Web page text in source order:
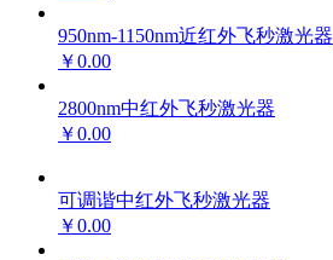
950nm-1150nm近红外飞秒激光器
￥0.00
2800nm中红外飞秒激光器
￥0.00
可调谐中红外飞秒激光器
￥0.00